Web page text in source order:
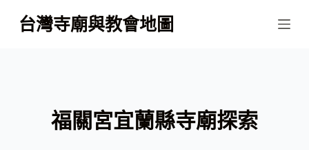
跳
至
台灣寺廟與教會地圖
福關宮宜蘭縣寺廟探索